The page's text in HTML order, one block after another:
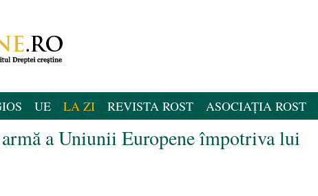
UE LA ZI REVISTA ROST ASOCIAȚIA ROST
a Uniunii Europene împotriva lui